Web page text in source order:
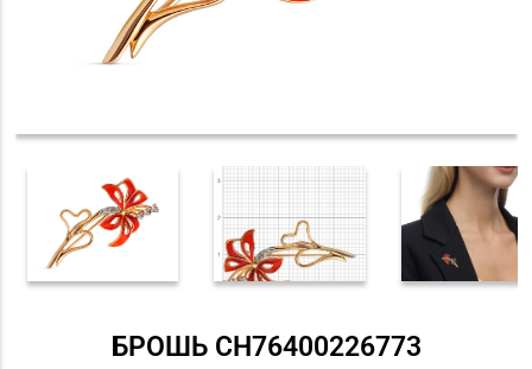
БРОШЬ СH76400226773